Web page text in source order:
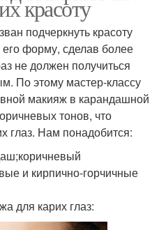
красоту
подчеркнуть красоту
его форму, сделав более
не должен получиться
По этому мастер-классу
макияж в карандашной
тонов, что
глаз. Нам понадобится:
и кирпично-горчичные
для карих глаз: